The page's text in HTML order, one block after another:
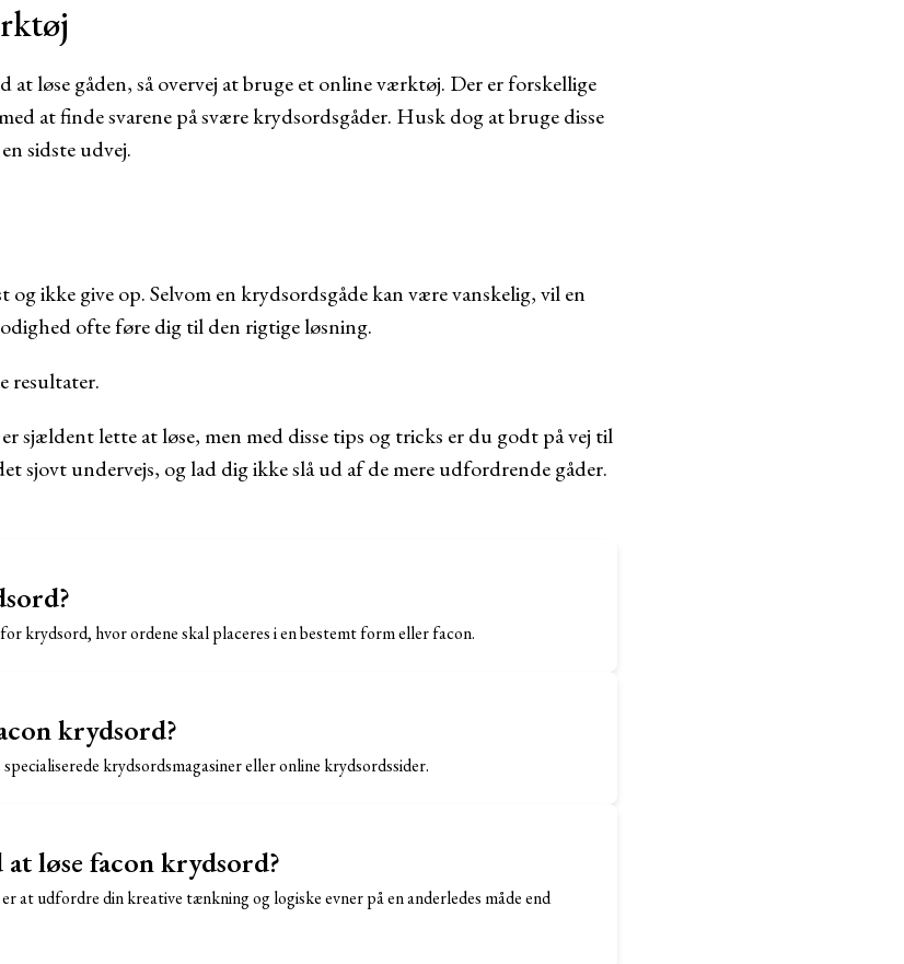
at løse gåden, så overvej at bruge et online værktøj. Der er forskellige
at finde svarene på svære krydsordsgåder. Husk dog at bruge disse
sidste udvej.
ikke give op. Selvom en krydsordsgåde kan være vanskelig, vil en
ofte føre dig til den rigtige løsning.
resultater.
sjældent lette at løse, men med disse tips og tricks er du godt på vej til
sjovt undervejs, og lad dig ikke slå ud af de mere udfordrende gåder.
krydsord, hvor ordene skal placeres i en bestemt form eller facon.
krydsord?
krydsordsmagasiner eller online krydsordssider.
løse facon krydsord?
at udfordre din kreative tænkning og logiske evner på en anderledes måde end